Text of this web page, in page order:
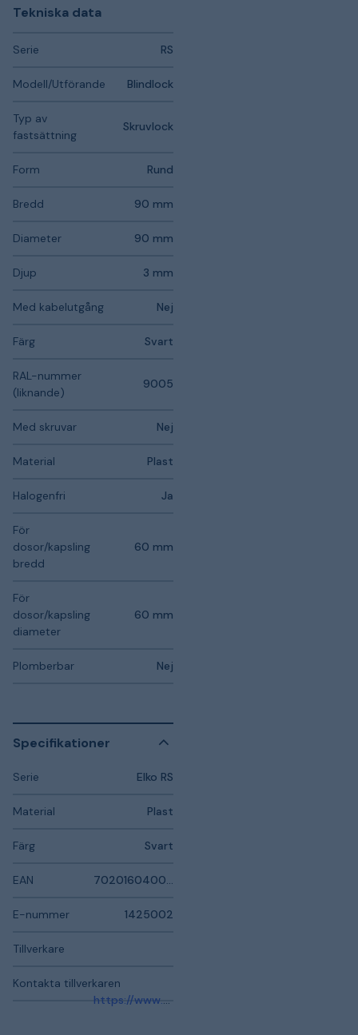
Tekniska data
Serie RS
Modell/Utförande Blindlock
Typ av
fastsättning
Skruvlock
Form Rund
Bredd 90 mm
Diameter 90 mm
Djup 3 mm
Med kabelutgång Nej
Färg Svart
RAL-nummer
(liknande)
9005
Med skruvar Nej
Material Plast
Halogenfri Ja
För
dosor/kapsling
bredd
60 mm
För
dosor/kapsling
diameter
60 mm
Plomberbar Nej
Specifikationer
Serie Elko RS
Material Plast
Färg Svart
EAN 7020160400260
E-nummer 1425002
Tillverkare
Kontakta tillverkaren
https://www.elko.se/support/